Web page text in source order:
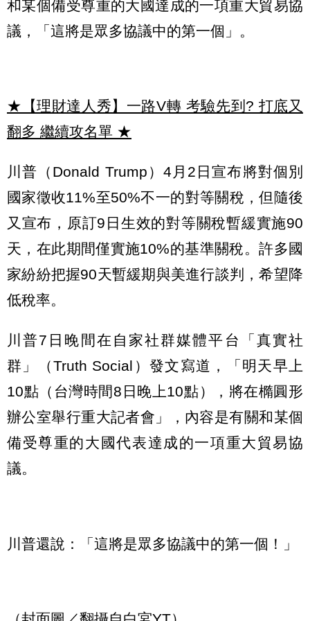
和某個備受尊重的大國達成的一項重大貿易協
議，「這將是眾多協議中的第一個」。
★【理財達人秀】一路V轉 考驗先到? 打底又
翻多 繼續攻名單 ★
川普（Donald Trump）4月2日宣布將對個別
國家徵收11%至50%不一的對等關稅，但隨後
又宣布，原訂9日生效的對等關稅暫緩實施90
天，在此期間僅實施10%的基準關稅。許多國
家紛紛把握90天暫緩期與美進行談判，希望降
低稅率。
川普7日晚間在自家社群媒體平台「真實社
群」（Truth Social）發文寫道，「明天早上
10點（台灣時間8日晚上10點），將在橢圓形
辦公室舉行重大記者會」，內容是有關和某個
備受尊重的大國代表達成的一項重大貿易協
議。
川普還說：「這將是眾多協議中的第一個！」